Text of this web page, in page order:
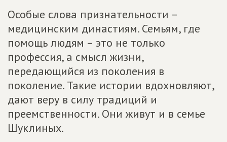
Особые слова признательности –
медицинским династиям. Семьям, где
помощь людям – это не только
профессия, а смысл жизни,
передающийся из поколения в
поколение. Такие истории вдохновляют,
дают веру в силу традиций и
преемственности. Они живут и в семье
Шуклиных.